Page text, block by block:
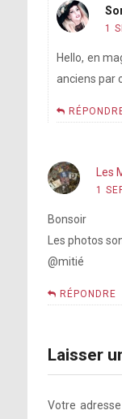
1
Hello, en
anciens par
Les
1
Bonsoir
Les photos
@mitié
RÉPONDRE
Laisser
Votre